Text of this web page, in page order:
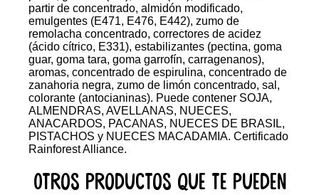
partir de concentrado, almidón modificado,
emulgentes (E471, E476, E442), zumo de
remolacha concentrado, correctores de acidez
(ácido cítrico, E331), estabilizantes (pectina, goma
guar, goma tara, goma garrofín, carragenanos),
aromas, concentrado de espirulina, concentrado de
zanahoria negra, zumo de limón concentrado, sal,
colorante (antocianinas). Puede contener SOJA,
ALMENDRAS, AVELLANAS, NUECES,
ANACARDOS, PACANAS, NUECES DE BRASIL,
PISTACHOS y NUECES MACADAMIA. Certificado
Rainforest Alliance.
Otros productos que te pueden